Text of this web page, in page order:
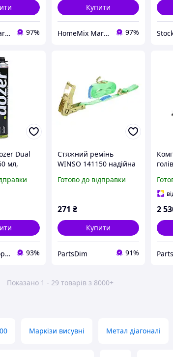
HomeMix Market 97%
Купити
HomeMix Market 97%
Dual
мл,
і
GoodDayShop - Онлайн магазин різноманітних товарів 93%
Стяжний ремінь
WINSO 141150 надійна
100%
Готово до відправки
271 ₴
Купити
PartsDim 91%
2
Показано 1 - 29 товарів з 8000+
Маркізи висувні Метал діагоналі